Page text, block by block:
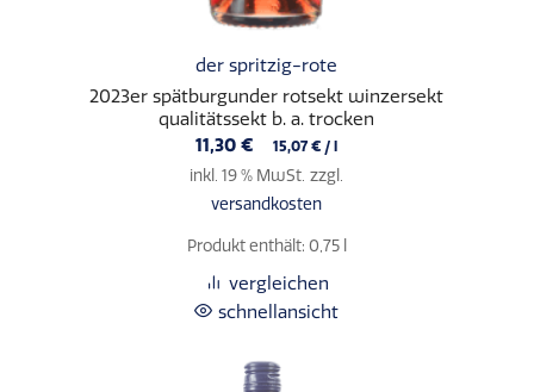
der spritzig-rote
2023er spätburgunder rotsekt winzersekt
qualitätssekt b. a. trocken
11,30€ 15,07€ /l
inkl. 19 % MwSt. zzgl.
versandkosten
Produkt enthält: 0,75
vergleichen
schnellansicht